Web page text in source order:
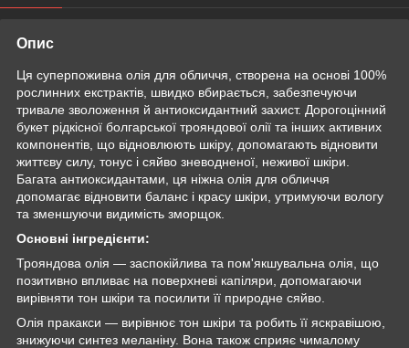
Опис
Ця суперпоживна олія для обличчя, створена на основі 100%
рослинних екстрактів, швидко вбирається, забезпечуючи
тривале зволоження й антиоксидантний захист. Дорогоцінний
букет рідкісної болгарської трояндової олії та інших активних
компонентів, що відновлюють шкіру, допомагають відновити
життєву силу, тонус і сяйво зневодненої, неживої шкіри.
Багата антиоксидантами, ця ніжна олія для обличчя
допомагає відновити баланс і красу шкіри, утримуючи вологу
та зменшуючи видимість зморщок.
Основні інгредієнти:
Трояндова олія — заспокійлива та пом'якшувальна олія, що
позитивно впливає на поверхневі капіляри, допомагаючи
вирівняти тон шкіри та посилити її природне сяйво.
Олія пракакси — вирівнює тон шкіри та робить її яскравішою,
знижуючи синтез меланіну. Вона також сприяє чималому